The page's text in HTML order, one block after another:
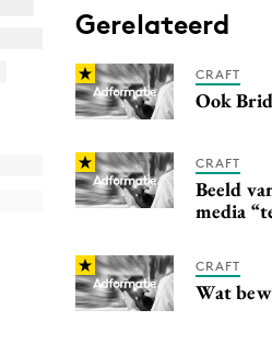
Gerelateerd
CRAFT
Ook
CRAFT
Beeld
media
CRAFT
Wat